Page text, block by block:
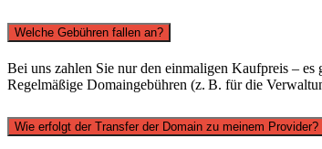
Welche Gebühren fallen an?
Bei uns zahlen Sie nur den einmaligen Kaufpreis –
Regelmäßige Domaingebühren (z. B. für die
Wie erfolgt der Transfer der Domain zu meinem Provider?